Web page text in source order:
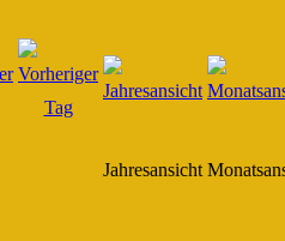
Jahresansicht